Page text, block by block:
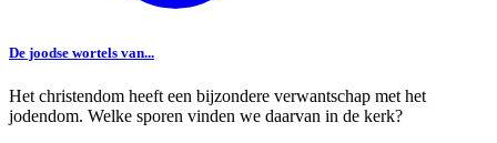
De joodse wortels van...
Het christendom heeft een bijzondere verwantschap met het
jodendom. Welke sporen vinden we daarvan in de kerk?